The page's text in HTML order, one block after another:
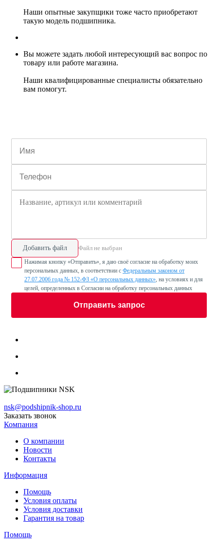
Наши опытные закупщики тоже часто приобретают
такую модель подшипника.
Вы можете задать любой интересующий вас вопрос по
товару или работе магазина.
Наши квалифицированные специалисты обязательно
вам помогут.
Добавить файл Файл не выбран
Нажимая кнопку «Отправить», я даю своё согласие на обработку моих
персональных данных, в соответствии с Федеральным законом от
27.07.2006 года № 152-ФЗ «О персональных данных», на условиях и для
целей, определенных в Согласии на обработку персональных данных
Отправить запрос
nsk@podshipnik-shop.ru
Заказать звонок
Компания
О компании
Новости
Контакты
Информация
Помощь
Условия оплаты
Условия доставки
Гарантия на товар
Помощь